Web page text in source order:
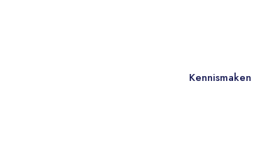
Kennismaken